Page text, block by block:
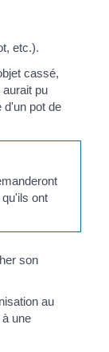
etc.).
cassé,
pu
d'un pot de
ont
son
au
une